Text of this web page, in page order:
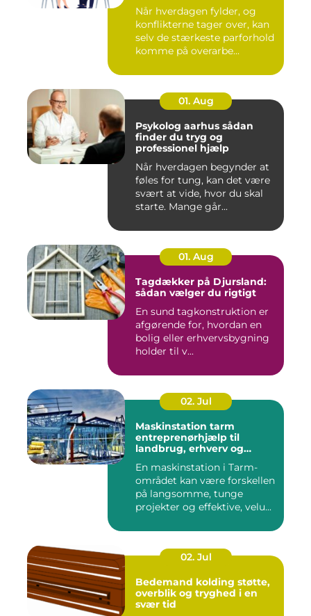
Når hverdagen fylder, og
konflikterne tager over, kan
selv de stærkeste parforhold
komme på overarbe...
01. Aug
Psykolog aarhus sådan
finder du tryg og
professionel hjælp
Når hverdagen begynder at
føles for tung, kan det være
svært at vide, hvor du skal
starte. Mange går...
01. Aug
Tagdækker på Djursland:
sådan vælger du rigtigt
En sund tagkonstruktion er
afgørende for, hvordan en
bolig eller erhvervsbygning
holder til v...
02. Jul
Maskinstation tarm
entreprenørhjælp til
landbrug, erhverv og
En maskinstation i Tarm-
området kan være forskellen
på langsomme, tunge
projekter og effektive, velu...
02. Jul
Bedemand kolding støtte,
overblik og tryghed i en
svær tid